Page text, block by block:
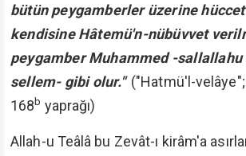
bütün peygamberler üzerine
kendisine Hâtemü'n-nübüvvet
peygamber Muhammed -sallallahu
sellem- gibi olur." ("Hatmü'l-
168b yaprağı)
Allah-u Teâlâ bu Zevât-ı kirâm'a